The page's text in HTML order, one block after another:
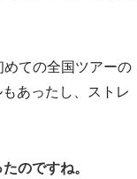
ての全国ツアーの
あったし、ストレ
のですね。